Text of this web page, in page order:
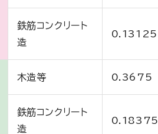
鉄筋コンクリート
造
0.13125
木造等 0.3675
鉄筋コンクリート
造
0.18375